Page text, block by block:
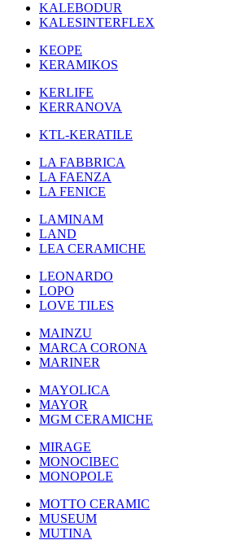
KALEBODUR
KALESINTERFLEX
KEOPE
KERAMIKOS
KERLIFE
KERRANOVA
KTL-KERATILE
LA FABBRICA
LA FAENZA
LA FENICE
LAMINAM
LAND
LEA CERAMICHE
LEONARDO
LOPO
LOVE TILES
MAINZU
MARCA CORONA
MARINER
MAYOLICA
MAYOR
MGM CERAMICHE
MIRAGE
MONOCIBEC
MONOPOLE
MOTTO CERAMIC
MUSEUM
MUTINA